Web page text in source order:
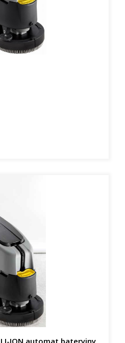
LI-ION automat bateryjny